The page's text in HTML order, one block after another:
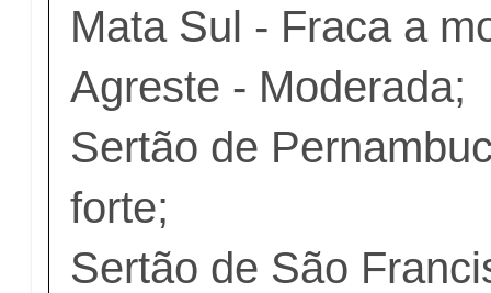
Mata Sul - Fraca a
Agreste - Moderada;
Sertão de
forte;
Sertão de São